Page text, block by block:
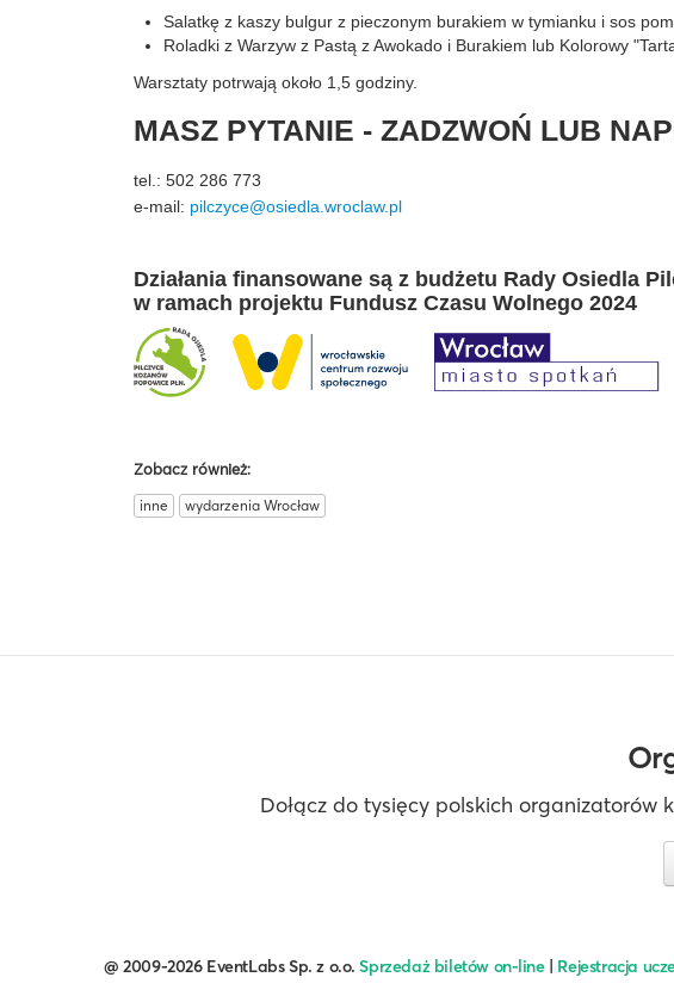
Salatkę z kaszy bulgur z pieczonym burakiem w tymianku i sos
Roladki z Warzyw z Pastą z Awokado i Burakiem lub Kolorowy
Warsztaty potrwają około 1,5 godziny.
MASZ PYTANIE - ZADZWOŃ LUB
tel.: 502 286 773
e-mail: pilczyce@osiedla.wroclaw.pl
Działania finansowane są z budżetu Rady Osiedla
w ramach projektu Fundusz Czasu Wolnego 2024
Zobacz również:
inne wydarzenia Wrocław
Dołącz do tysięcy polskich organizatorów
@ 2009-2026 EventLabs Sp. z o.o.Sprzedaż biletów on-line| Rejestracja